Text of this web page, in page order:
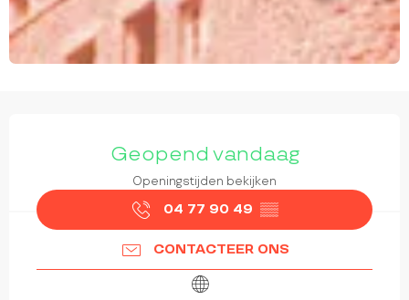
Geopend vandaag
Openingstijden bekijken
04 77 90 49 ▒▒
CONTACTEER ONS